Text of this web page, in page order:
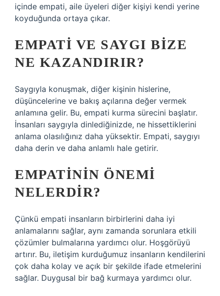
içinde empati, aile üyeleri diğer kişiyi kendi yerine
koyduğunda ortaya çıkar.
EMPATI VE SAYGI BIZE
NE KAZANDIRIR?
Saygıyla konuşmak, diğer kişinin hislerine,
düşüncelerine ve bakış açılarına değer vermek
anlamına gelir. Bu, empati kurma sürecini başlatır.
İnsanları saygıyla dinlediğinizde, ne hissettiklerini
anlama olasılığınız daha yüksektir. Empati, saygıyı
daha derin ve daha anlamlı hale getirir.
EMPATININ ÖNEMI
NELERDIR?
Çünkü empati insanların birbirlerini daha iyi
anlamalarını sağlar, aynı zamanda sorunlara etkili
çözümler bulmalarına yardımcı olur. Hoşgörüyü
artırır. Bu, iletişim kurduğumuz insanların kendilerini
çok daha kolay ve açık bir şekilde ifade etmelerini
sağlar. Duygusal bir bağ kurmaya yardımcı olur.